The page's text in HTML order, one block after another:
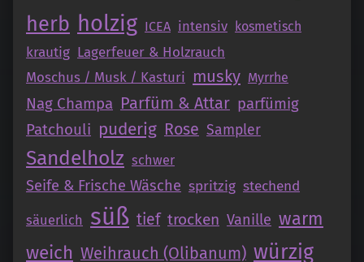
herb holzig ICEA intensiv kosmetisch
krautig Lagerfeuer & Holzrauch
Moschus / Musk / Kasturi musky Myrrhe
Nag Champa Parfüm & Attar parfümig
Patchouli puderig Rose Sampler
Sandelholz schwer
Seife & Frische Wäsche spritzig stechend
säuerlich süß tief trocken Vanille warm
weich Weihrauch (Olibanum) würzig